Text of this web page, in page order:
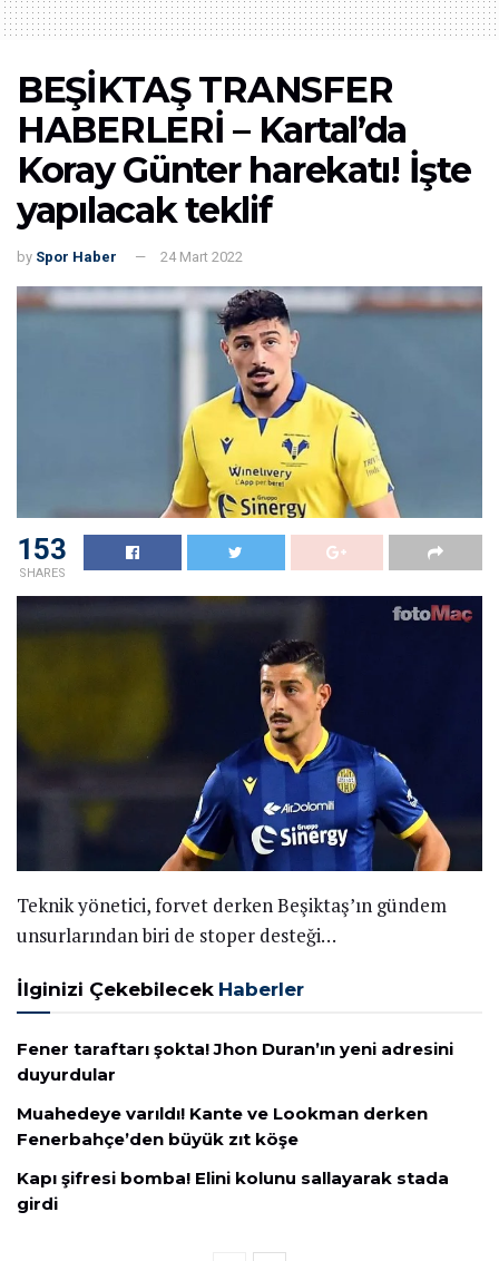
BEŞİKTAŞ TRANSFER
HABERLERİ – Kartal’da
Koray Günter harekatı! İşte
yapılacak teklif
by Spor Haber 24 Mart 2022
153
SHARES
Teknik yönetici, forvet derken Beşiktaş’ın gündem
unsurlarından biri de stoper desteği…
İlginizi Çekebilecek Haberler
Fener taraftarı şokta! Jhon Duran’ın yeni adresini
duyurdular
Muahedeye varıldı! Kante ve Lookman derken
Fenerbahçe’den büyük zıt köşe
Kapı şifresi bomba! Elini kolunu sallayarak stada
girdi